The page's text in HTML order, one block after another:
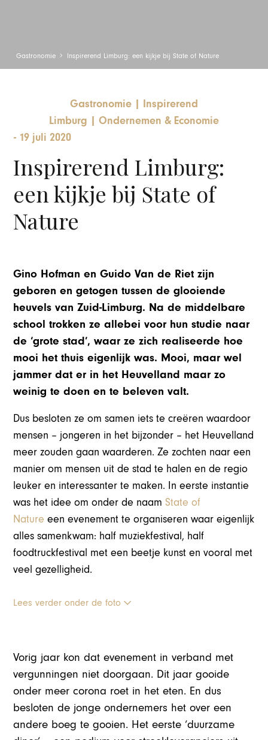
Gastronomie Inspirerend Limburg: een kijkje bij State of Nature
Gastronomie
Inspirerend
Limburg
Ondernemen & Economie
- 19 juli 2020
Inspirerend Limburg:
een kijkje bij State of
Nature
Gino Hofman en Guido Van de Riet zijn
geboren en getogen tussen de glooiende
heuvels van Zuid-Limburg. Na de middelbare
school trokken ze allebei voor hun studie naar
de ‘grote stad’, waar ze zich realiseerde hoe
mooi het thuis eigenlijk was. Mooi, maar wel
jammer dat er in het Heuvelland maar zo
weinig te doen en te beleven valt.
Dus besloten ze om samen iets te creëren waardoor
mensen – jongeren in het bijzonder – het Heuvelland
meer zouden gaan waarderen. Ze zochten naar een
manier om mensen uit de stad te halen en de regio
leuker en interessanter te maken. In eerste instantie
was het idee om onder de naamState of
Nature een evenement te organiseren waar eigenlijk
alles samenkwam: half muziekfestival, half
foodtruckfestival met een beetje kunst en vooral met
veel gezelligheid.
Lees verder onder de foto
Vorig jaar kon dat evenement in verband met
vergunningen niet doorgaan. Dit jaar gooide
onder meer corona roet in het eten. En dus
besloten de jonge ondernemers het over een
andere boeg te gooien. Het eerste ‘duurzame